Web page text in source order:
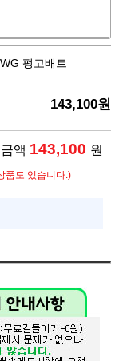
펑고배트
143,100원
액 143,100 원
품도 있습니다.)